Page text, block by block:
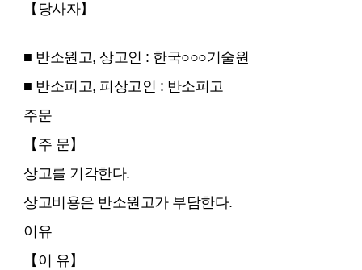
【당사자】
■ 반소원고, 상고인 : 한국○○○기술원
■ 반소피고, 피상고인 : 반소피고
주문
【주 문】
상고를 기각한다.
상고비용은 반소원고가 부담한다.
이유
【이 유】